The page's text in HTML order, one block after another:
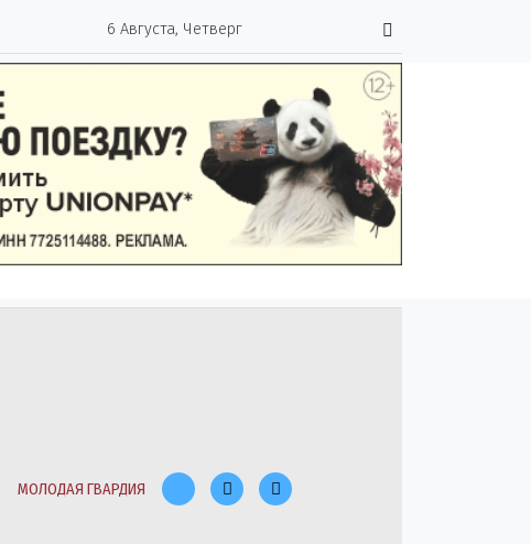
6 Августа, Четверг
МОЛОДАЯ ГВАРДИЯ